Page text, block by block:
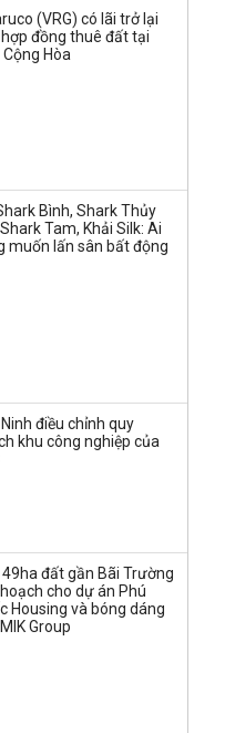
Đề xuất miễn 30% thuế
thu nhập cho hộ kinh
doanh, doanh nghiệp
tăng vốn lên gần
77.800 tỷ
(VRG) có lãi trở lại
đồng thuê đất tại
Cộng Hòa
Bình, Shark Thủy
Tam, Khải Silk: Ai
muốn lấn sân bất động
Ninh điều chỉnh quy
khu công nghiệp của
49ha đất gần Bãi Trường
cho dự án Phú
Housing và bóng dáng
Group